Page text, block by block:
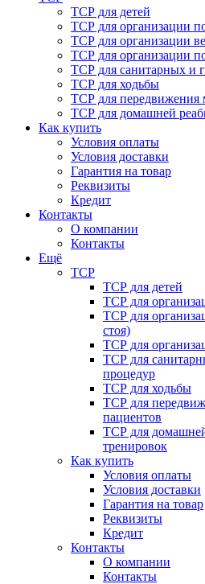
ТСР для детей
ТСР для организации
ТСР для организации
ТСР для организации
ТСР для санитарных и
ТСР для ходьбы
ТСР для передвижения
ТСР для домашней
Как купить
Условия оплаты
Условия доставки
Гарантия на товар
Реквизиты
Кредит
Контакты
О компании
Контакты
Ещё
ТСР
ТСР для детей
ТСР для
ТСР для
стоя)
ТСР для
ТСР для
процедур
ТСР для ходьбы
ТСР для
пациентов
ТСР для
тренировок
Как купить
Условия оплаты
Условия доставки
Гарантия на товар
Реквизиты
Кредит
Контакты
О компании
Контакты